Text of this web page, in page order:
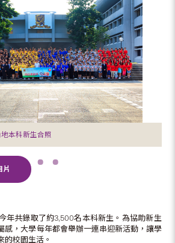
本科新生合照
年共錄取了約3,500名本科新生。為協助新生
感，大學每年都會舉辦一連串迎新活動，讓學
的校園生活。